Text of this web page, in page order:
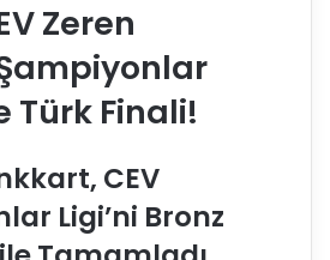
Zeren
Türk Finali!
CEV
Ligi’ni Bronz